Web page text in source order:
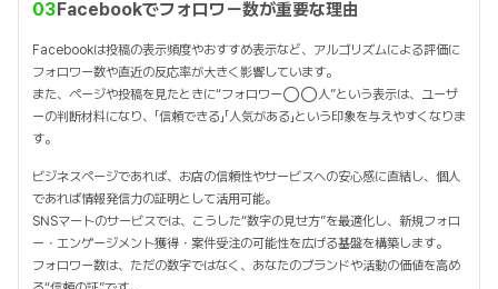
03 Facebookでフォロワー数が重要な理由
Facebookは投稿の表示頻度やおすすめ表示など、アルゴリズムによる評価に
フォロワー数や直近の反応率が大きく影響しています。
また、ページや投稿を見たときに“フォロワー◯◯人”という表示は、ユーザ
ーの判断材料になり、「信頼できる」「人気がある」という印象を与えやすくなりま
す。
ビジネスページであれば、お店の信頼性やサービスへの安心感に直結し、個人
であれば情報発信力の証明として活用可能。
SNSマートのサービスでは、こうした“数字の見せ方”を最適化し、新規フォロ
ー・エンゲージメント獲得・案件受注の可能性を広げる基盤を構築します。
フォロワー数は、ただの数字ではなく、あなたのブランドや活動の価値を高め